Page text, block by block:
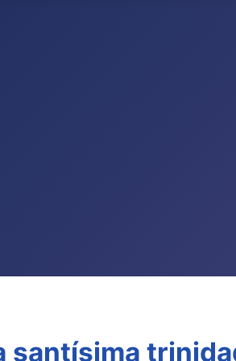
santísima